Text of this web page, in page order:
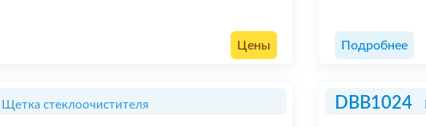
Цены Подробнее
Щетка стеклоочистителя DBB1024